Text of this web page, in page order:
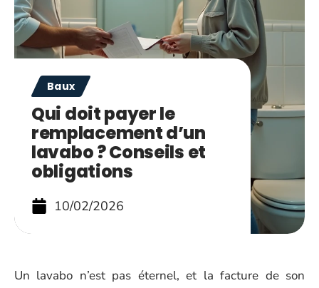
Baux
Qui doit payer le
remplacement d’un
lavabo ? Conseils et
obligations
10/02/2026
Un lavabo n’est pas éternel, et la facture de son